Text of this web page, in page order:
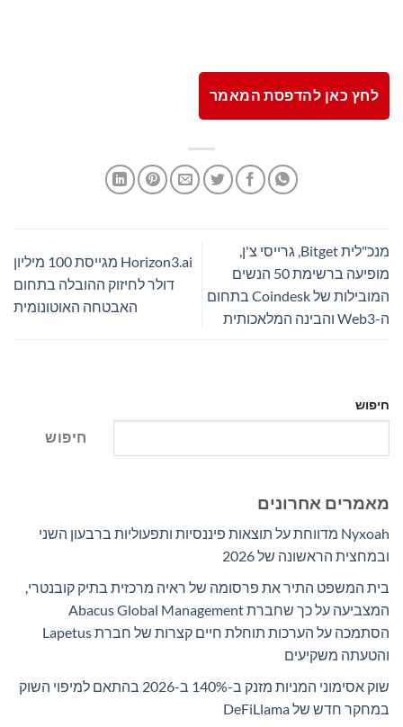
לחץ כאן להדפסת המאמר
מנכ"לית Bitget, גרייסי צ'ן,
מופיעה ברשימת 50 הנשים
המובילות של Coindesk בתחום
ה-Web3 והבינה המלאכותית
Horizon3.ai מגייסת 100 מיליון
דולר לחיזוק ההובלה בתחום
האבטחה האוטונומית
חיפוש
חיפוש
מאמרים אחרונים
Nyxoah מדווחת על תוצאות פיננסיות ותפעוליות ברבעון השני
ובמחצית הראשונה של 2026
בית המשפט התיר את פרסומה של ראיה מרכזית בתיק קובנטרי,
המצביעה על כך שחברת Abacus Global Management
הסתמכה על הערכות תוחלת חיים קצרות של חברת Lapetus
והטעתה משקיעים
שוק אסימוני המניות מזנק ב-140% ב-2026 בהתאם למיפוי השוק
במחקר חדש של DeFiLlama